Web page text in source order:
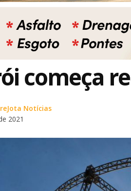
começa
Notícias
2021